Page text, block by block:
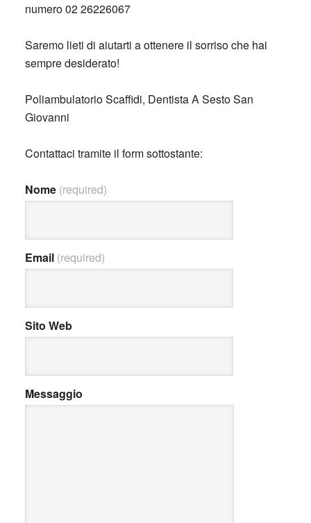
numero 02 26226067
Saremo lieti di aiutarti a ottenere il sorriso che hai
sempre desiderato!
Poliambulatorio Scaffidi, Dentista A Sesto San
Giovanni
Contattaci tramite il form sottostante:
Nome (required)
Email (required)
Sito Web
Messaggio